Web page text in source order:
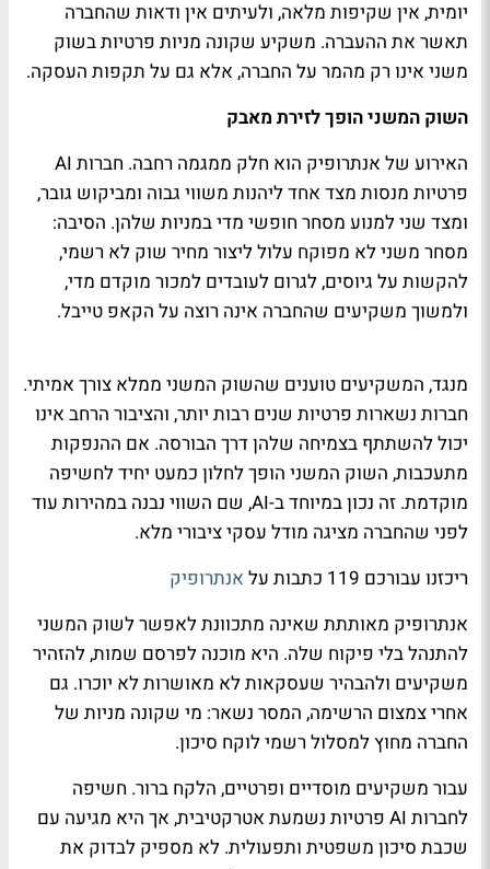
יומית, אין שקיפות מלאה, ולעיתים אין ודאות שהחברה
תאשר את ההעברה. משקיע שקונה מניות פרטיות בשוק
משני אינו רק מהמר על החברה, אלא גם על תקפות העסקה.
השוק המשני הופך לזירת מאבק
האירוע של אנתרופיק הוא חלק ממגמה רחבה. חברות AI
פרטיות מנסות מצד אחד ליהנות משווי גבוה ומביקוש גובר,
ומצד שני למנוע מסחר חופשי מדי במניות שלהן. הסיבה:
מסחר משני לא מפוקח עלול ליצור מחיר שוק לא רשמי,
להקשות על גיוסים, לגרום לעובדים למכור מוקדם מדי,
ולמשוך משקיעים שהחברה אינה רוצה על הקאפ טייבל.
מנגד, המשקיעים טוענים שהשוק המשני ממלא צורך אמיתי.
חברות נשארות פרטיות שנים רבות יותר, והציבור הרחב אינו
יכול להשתתף בצמיחה שלהן דרך הבורסה. אם ההנפקות
מתעכבות, השוק המשני הופך לחלון כמעט יחיד לחשיפה
מוקדמת. זה נכון במיוחד ב-AI, שם השווי נבנה במהירות עוד
לפני שהחברה מציגה מודל עסקי ציבורי מלא.
ריכזנו עבורכם 119 כתבות על
אנתרופיק
אנתרופיק מאותתת שאינה מתכוונת לאפשר לשוק המשני
להתנהל בלי פיקוח שלה. היא מוכנה לפרסם שמות, להזהיר
משקיעים ולהבהיר שעסקאות לא מאושרות לא יוכרו. גם
אחרי צמצום הרשימה, המסר נשאר: מי שקונה מניות של
החברה מחוץ למסלול רשמי לוקח סיכון.
עבור משקיעים מוסדיים ופרטיים, הלקח ברור. חשיפה
לחברות AI פרטיות נשמעת אטרקטיבית, אך היא מגיעה עם
שכבת סיכון משפטית ותפעולית. לא מספיק לבדוק את